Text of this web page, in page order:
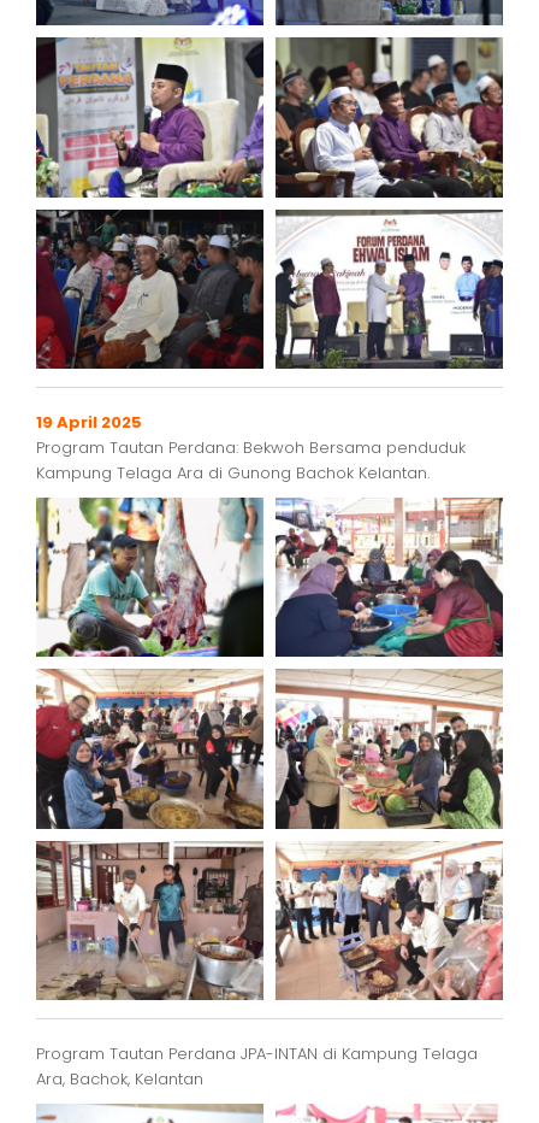
19 April 2025
Program Tautan Perdana: Bekwoh Bersama penduduk
Kampung Telaga Ara di Gunong Bachok Kelantan.
Program Tautan Perdana JPA-INTAN di Kampung Telaga
Ara, Bachok, Kelantan